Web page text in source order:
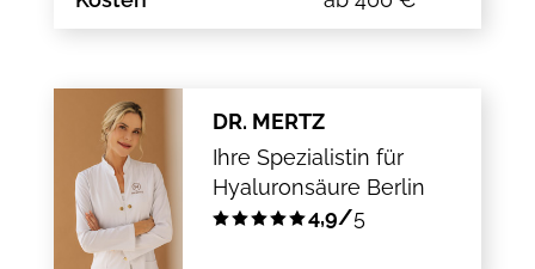
DR. MERTZ
Ihre Spezialistin für
Hyaluronsäure Berlin
4,9/5